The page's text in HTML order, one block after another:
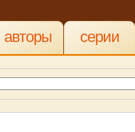
авторы серии